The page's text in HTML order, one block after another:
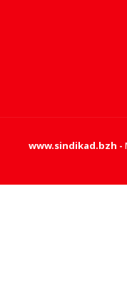
www.sindikad.bzh -